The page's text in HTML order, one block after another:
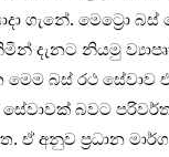
ගැනේ. මෙට්‍රො බස්
දැනට නියමු
මෙම බස් රථ
බවට
ඒ අනුව ප්‍රධාන